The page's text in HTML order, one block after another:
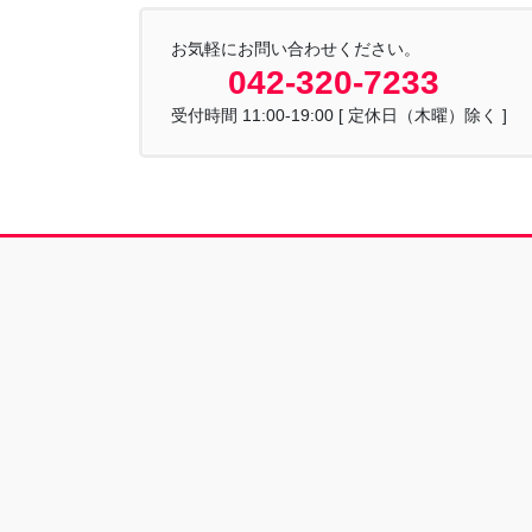
お気軽にお問い合わせください。
042-320-7233
受付時間 11:00-19:00 [ 定休日（木曜）除く ]